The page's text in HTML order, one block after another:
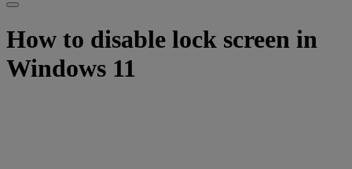
How to disable lock screen in
Windows 11